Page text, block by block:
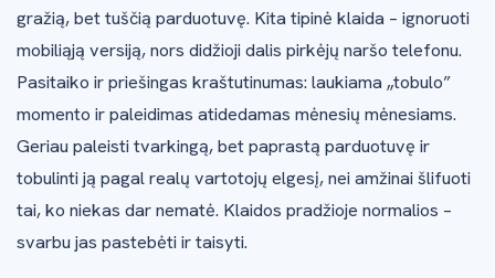
gražią, bet tuščią parduotuvę. Kita tipinė klaida – ignoruoti
mobiliąją versiją, nors didžioji dalis pirkėjų naršo telefonu.
Pasitaiko ir priešingas kraštutinumas: laukiama „tobulo”
momento ir paleidimas atidedamas mėnesių mėnesiams.
Geriau paleisti tvarkingą, bet paprastą parduotuvę ir
tobulinti ją pagal realų vartotojų elgesį, nei amžinai šlifuoti
tai, ko niekas dar nematė. Klaidos pradžioje normalios –
svarbu jas pastebėti ir taisyti.